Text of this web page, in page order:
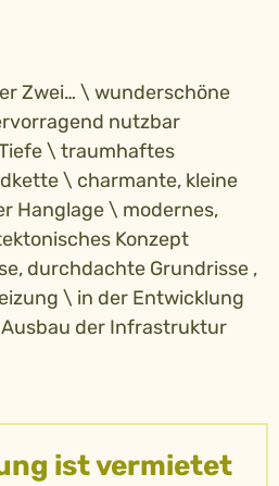
Zwei… \ wunderschöne
nutzbar
\ traumhaftes
\ charmante, kleine
Hanglage \ modernes,
Konzept
durchdachte Grundrisse ,
\ in der Entwicklung
der Infrastruktur
ist vermietet